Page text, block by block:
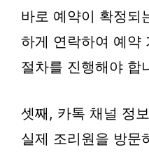
바로 예약이 확정되
하게 연락하여 예약
절차를 진행해야 합
셋째, 카톡 채널 정
실제 조리원을 방문